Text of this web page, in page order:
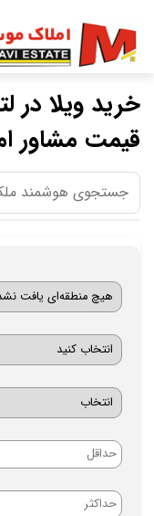
خرید ویلا در
قیمت مشاور